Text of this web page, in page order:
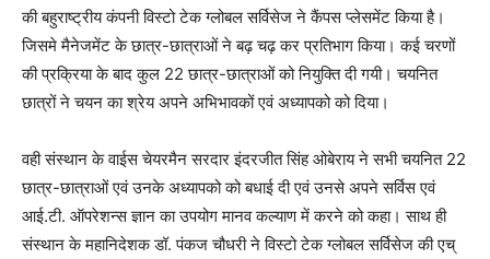
की बहुराष्ट्रीय कंपनी विस्टो टेक ग्लोबल सर्विसेज ने कैंपस प्लेसमेंट किया है।
जिसमे मैनेजमेंट के छात्र-छात्राओं ने बढ़ चढ़ कर प्रतिभाग किया। कई चरणों
की प्रक्रिया के बाद कुल 22 छात्र-छात्राओं को नियुक्ति दी गयी। चयनित
छात्रों ने चयन का श्रेय अपने अभिभावकों एवं अध्यापको को दिया।
वही संस्थान के वाईस चेयरमैन सरदार इंदरजीत सिंह ओबेराय ने सभी चयनित 22
छात्र-छात्राओं एवं उनके अध्यापको को बधाई दी एवं उनसे अपने सर्विस एवं
आई.टी. ऑपरेशन्स ज्ञान का उपयोग मानव कल्याण में करने को कहा। साथ ही
संस्थान के महानिदेशक डॉ. पंकज चौधरी ने विस्टो टेक ग्लोबल सर्विसेज की एच्